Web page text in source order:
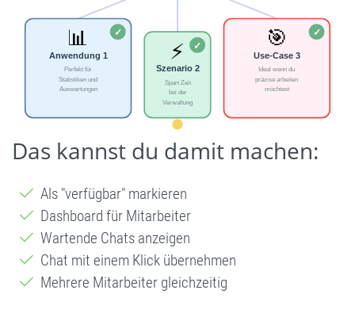
Das kannst du damit machen:
Als "verfügbar" markieren
Dashboard für Mitarbeiter
Wartende Chats anzeigen
Chat mit einem Klick übernehmen
Mehrere Mitarbeiter gleichzeitig